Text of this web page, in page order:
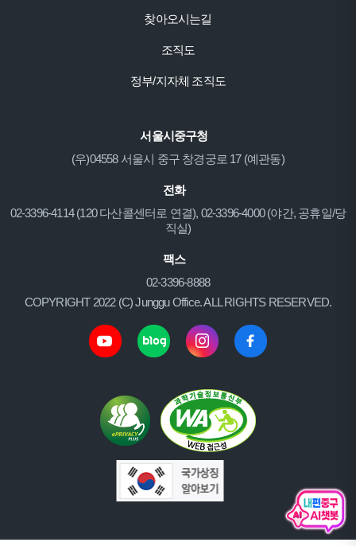
찾아오시는길
조직도
정부/지자체 조직도
서울시중구청
(우)04558 서울시 중구 창경궁로 17 (예관동)
전화
02-3396-4114 (120 다산콜센터로 연결), 02-3396-4000 (야간, 공휴일/당
직실)
팩스
02-3396-8888
COPYRIGHT 2022 (C) Junggu Office. ALL RIGHTS RESERVED.